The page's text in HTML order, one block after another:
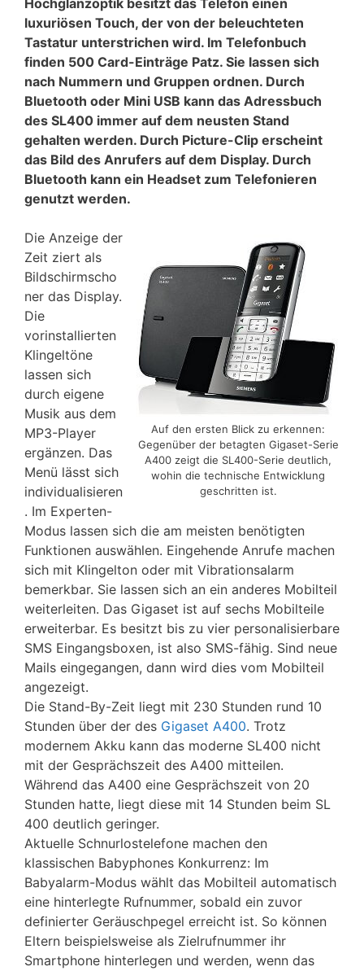
Hochglanzoptik besitzt das Telefon einen
luxuriösen Touch, der von der beleuchteten
Tastatur unterstrichen wird. Im Telefonbuch
finden 500 Card-Einträge Patz. Sie lassen sich
nach Nummern und Gruppen ordnen. Durch
Bluetooth oder Mini USB kann das Adressbuch
des SL400 immer auf dem neusten Stand
gehalten werden. Durch Picture-Clip erscheint
das Bild des Anrufers auf dem Display. Durch
Bluetooth kann ein Headset zum Telefonieren
genutzt werden.
Auf den ersten Blick zu erkennen:
Gegenüber der betagten Gigaset-Serie
A400 zeigt die SL400-Serie deutlich,
wohin die technische Entwicklung
geschritten ist.
Die Anzeige der
Zeit ziert als
Bildschirmscho
ner das Display.
Die
vorinstallierten
Klingeltöne
lassen sich
durch eigene
Musik aus dem
MP3-Player
ergänzen. Das
Menü lässt sich
individualisieren
. Im Experten-
Modus lassen sich die am meisten benötigten
Funktionen auswählen. Eingehende Anrufe machen
sich mit Klingelton oder mit Vibrationsalarm
bemerkbar. Sie lassen sich an ein anderes Mobilteil
weiterleiten. Das Gigaset ist auf sechs Mobilteile
erweiterbar. Es besitzt bis zu vier personalisierbare
SMS Eingangsboxen, ist also SMS-fähig. Sind neue
Mails eingegangen, dann wird dies vom Mobilteil
angezeigt.
Die Stand-By-Zeit liegt mit 230 Stunden rund 10
Stunden über der des Gigaset A400. Trotz
modernem Akku kann das moderne SL400 nicht
mit der Gesprächszeit des A400 mitteilen.
Während das A400 eine Gesprächszeit von 20
Stunden hatte, liegt diese mit 14 Stunden beim SL
400 deutlich geringer.
Aktuelle Schnurlostelefone machen den
klassischen Babyphones Konkurrenz: Im
Babyalarm-Modus wählt das Mobilteil automatisch
eine hinterlegte Rufnummer, sobald ein zuvor
definierter Geräuschpegel erreicht ist. So können
Eltern beispielsweise als Zielrufnummer ihr
Smartphone hinterlegen und werden, wenn das